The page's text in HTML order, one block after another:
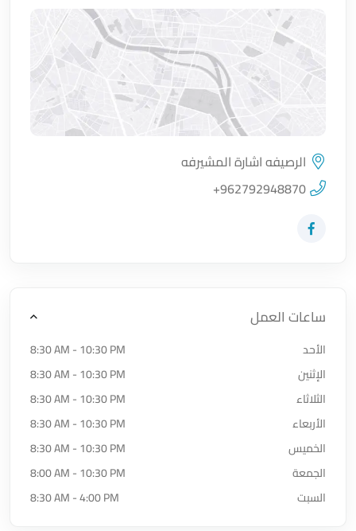
اضغط لتحميل الموقع
الرصيفه اشارة المشيرفه
+962792948870
زيارة حساب المتجر على Facebook-f
ساعات العمل
الأحد
8:30 AM - 10:30 PM
الإثنين
8:30 AM - 10:30 PM
الثلاثاء
8:30 AM - 10:30 PM
الأربعاء
8:30 AM - 10:30 PM
الخميس
8:30 AM - 10:30 PM
الجمعة
8:00 AM - 10:30 PM
السبت
8:30 AM - 4:00 PM